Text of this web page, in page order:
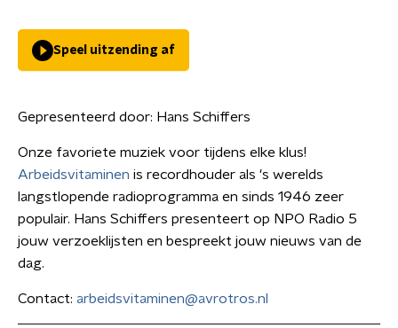
Speel uitzending af
Gepresenteerd door: Hans Schiffers
Onze favoriete muziek voor tijdens elke klus!
Arbeidsvitaminen is recordhouder als 's werelds
langstlopende radioprogramma en sinds 1946 zeer
populair. Hans Schiffers presenteert op NPO Radio 5
jouw verzoeklijsten en bespreekt jouw nieuws van de
dag.
Contact: arbeidsvitaminen@avrotros.nl